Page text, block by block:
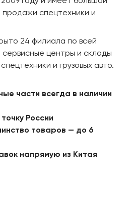
спецтехники и
24 филиала по всей
центры и склады
и грузовых авто.
части всегда в наличии
России
товаров — до 6
напрямую из Китая